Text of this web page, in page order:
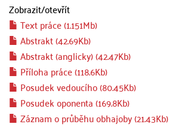
Zobrazit/otevřít
Text práce (1.151Mb)
Abstrakt (42.69Kb)
Abstrakt (anglicky) (42.47Kb)
Příloha práce (118.6Kb)
Posudek vedoucího (80.45Kb)
Posudek oponenta (169.8Kb)
Záznam o průběhu obhajoby (21.43Kb)